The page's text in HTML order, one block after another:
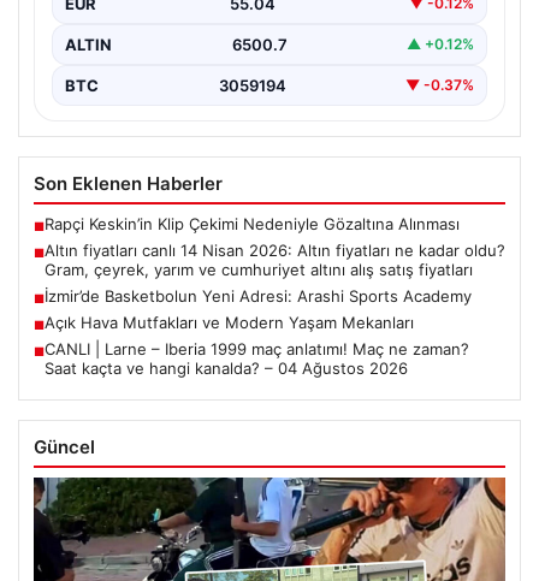
ALTIN 6500.7 ▲ +0.12%
BTC 3059194 ▼ -0.37%
Son Eklenen Haberler
■Rapçi Keskin’in Klip Çekimi Nedeniyle Gözaltına Alınması
■Altın fiyatları canlı 14 Nisan 2026: Altın fiyatları ne kadar oldu?
Gram, çeyrek, yarım ve cumhuriyet altını alış satış fiyatları
■İzmir’de Basketbolun Yeni Adresi: Arashi Sports Academy
■Açık Hava Mutfakları ve Modern Yaşam Mekanları
■CANLI | Larne – Iberia 1999 maç anlatımı! Maç ne zaman?
Saat kaçta ve hangi kanalda? – 04 Ağustos 2026
Güncel